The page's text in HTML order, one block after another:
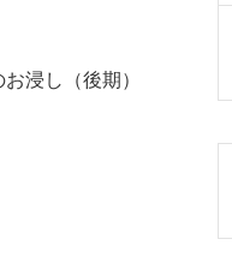
浸し（後期）